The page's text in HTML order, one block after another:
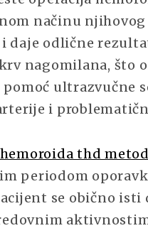
načinu
daje odlične
nagomilana, što
pomoć ultrazvučne
i
thd
periodom
se obično isti